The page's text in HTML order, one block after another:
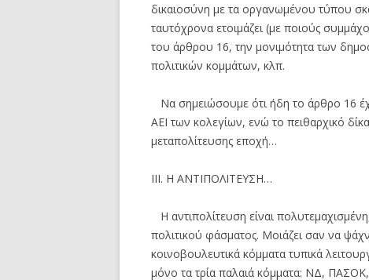
δικαιοσύνη με τα οργανωμένου τύπου
ταυτόχρονα ετοιμάζει (με ποιούς
του άρθρου 16, την μονιμότητα των
πολιτικών κομμάτων, κλπ.
Να σημειώσουμε ότι ήδη το άρθρο 16
ΑΕΙ των κολεγίων, ενώ το πειθαρχικό
μεταπολίτευσης εποχή…
ΙΙΙ. Η ΑΝΤΙΠΟΛΙΤΕΥΣΗ…
Η αντιπολίτευση είναι
πολιτικού φάσματος. Μοιάζει σαν να
κοινοβουλευτικά κόμματα τυπικά
μόνο τα τρία παλαιά κόμματα: ΝΔ,